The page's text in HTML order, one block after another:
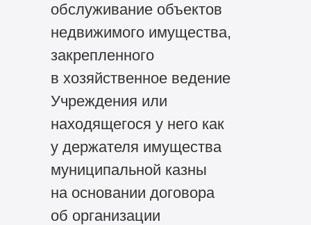
обслуживание объектов
недвижимого имущества,
закрепленного
в хозяйственное ведение
Учреждения или
находящегося у него как
у держателя имущества
муниципальной казны
на основании договора
об организации